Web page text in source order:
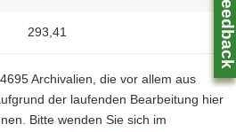
293,41
Archivalien, die vor allem aus
der laufenden Bearbeitung hier
Bitte wenden Sie sich im
Feedback